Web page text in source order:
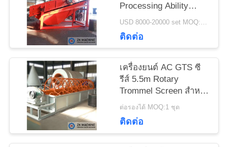
ขอ
เสนอ
ราคา
Processing Ability
Smooth Operation
USD 8000-20000 set MOQ:1 ชุด
ติดต่อ
เครื่องยนต์ AC GTS ซี
รีส์ 5.5m Rotary
Trommel Screen สําห
รับ Leca Granulating
ต่อรองได้ MOQ:1 ชุด
ติดต่อ